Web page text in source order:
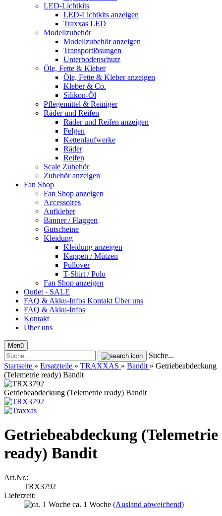
LED-Lichtkits
LED-Lichtkits anzeigen
Traxxas LED
Modellzubehör
Modellzubehör anzeigen
Transportlösungen
Unterbodenschutz
Öle, Fette & Kleber
Öle, Fette & Kleber anzeigen
Kleber & Co.
Silikon-Öl
Pflegemittel & Reiniger
Räder und Reifen
Räder und Reifen anzeigen
Felgen
Kettenlaufwerke
Räder
Reifen
Scale Zubehör
Zubehör anzeigen
Fan Shop
Fan Shop anzeigen
Accessoires
Aufkleber
Banner / Flaggen
Gutscheine
Kleidung
Kleidung anzeigen
Kappen / Mützen
Pullover
T-Shirt / Polo
Fan Shop anzeigen
Outlet - SALE
FAQ & Akku-Infos Kontakt Über uns
FAQ & Akku-Infos
Kontakt
Über uns
Menü
Suche...
Startseite » Ersatzteile » TRAXXAS » Bandit » Getriebeabdeckung
(Telemetrie ready) Bandit
Getriebeabdeckung (Telemetrie ready) Bandit
Getriebeabdeckung (Telemetrie
ready) Bandit
Art.Nr.:
TRX3792
Lieferzeit:
ca. 1 Woche (Ausland abweichend)